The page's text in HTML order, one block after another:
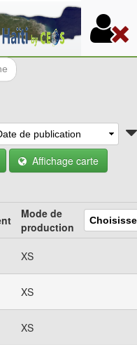
Affichage carte
Mode de
production
XS
XS
XS